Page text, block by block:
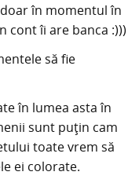
în momentul în
cont îi are banca :)))
să fie
în lumea asta în
sunt puțin cam
toate vrem să
ei colorate.